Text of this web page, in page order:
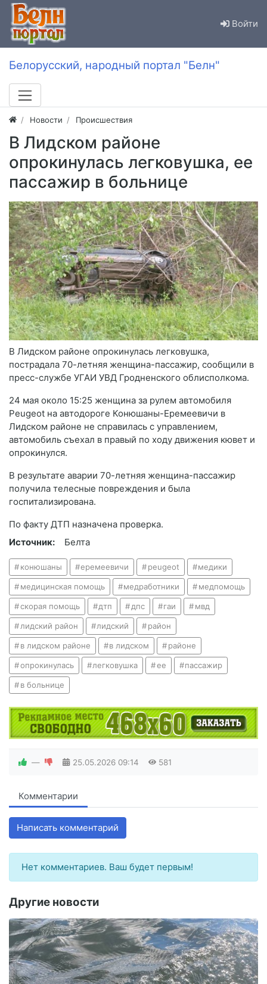
Войти
Белорусский, народный портал "Белн"
Новости Происшествия
В Лидском районе
опрокинулась легковушка, ее
пассажир в больнице
В Лидском районе опрокинулась легковушка,
пострадала 70-летняя женщина-пассажир, сообщили в
пресс-службе УГАИ УВД Гродненского облисполкома.
24 мая около 15:25 женщина за рулем автомобиля
Peugeot на автодороге Конюшаны-Еремеевичи в
Лидском районе не справилась с управлением,
автомобиль съехал в правый по ходу движения кювет и
опрокинулся.
В результате аварии 70-летняя женщина-пассажир
получила телесные повреждения и была
госпитализирована.
По факту ДТП назначена проверка.
Источник:
Белта
конюшаны еремеевичи peugeot медики
медицинская помощь медработники медпомощь
скорая помощь дтп дпс гаи мвд
лидский район лидский район
в лидском районе в лидском районе
опрокинулась легковушка ее пассажир
в больнице
— 25.05.2026 09:14 581
Комментарии
Написать комментарий
Нет комментариев. Ваш будет первым!
Другие новости